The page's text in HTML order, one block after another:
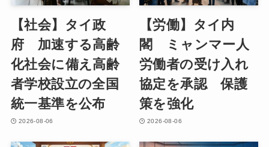
【社会】タイ政
府 加速する高齢
化社会に備え高齢
者学校設立の全国
統一基準を公布
2026-08-06
【労働】タイ内
閣 ミャンマー人
労働者の受け入れ
協定を承認 保護
策を強化
2026-08-06